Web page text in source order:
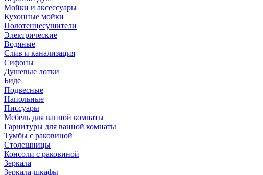
Мойки и аксессуары
Кухонные мойки
Полотенцесушители
Электрические
Водяные
Слив и канализация
Сифоны
Душевые лотки
Биде
Подвесные
Напольные
Писсуары
Мебель для ванной комнаты
Гарнитуры для ванной комнаты
Тумбы с раковиной
Столешницы
Консоли с раковиной
Зеркала
Зеркала-шкафы